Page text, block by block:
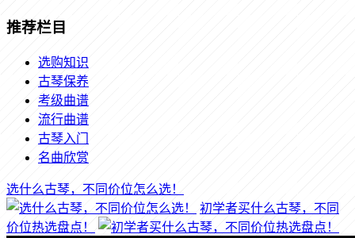
推荐栏目
选购知识
古琴保养
考级曲谱
流行曲谱
古琴入门
名曲欣赏
选什么古琴，不同价位怎么选！
初学者买什么古琴，不同
价位热选盘点！